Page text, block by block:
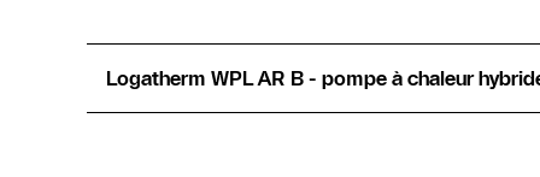
Logatherm WPL AR B - pompe à chaleur